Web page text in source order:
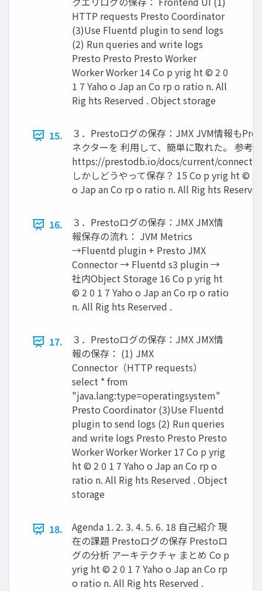
HTTP requests Presto Coordinator
(3)Use Fluentd plugin to send logs
(2) Run queries and write logs
Presto Presto Presto Worker
Worker Worker 14 Co p yrig ht © 2 0
1 7 Yaho o Jap an Co rp o ratio n. All
Rig hts Reserved . Object storage
15.
３．Prestoログの保存：JMX JVM情報も
ネクターを 利用して、簡単に取れた。 参考：
https://prestodb.io/docs/current/
しかしどうやって保存？ 15 Co p yrig ht © 2
o Jap an Co rp o ratio n. All Rig hts
16.
３．Prestoログの保存：JMX JMX情
報保存の流れ： JVM Metrics
→Fluentd plugin + Presto JMX
Connector → Fluentd s3 plugin →
社内Object Storage 16 Co p yrig ht
© 2 0 1 7 Yaho o Jap an Co rp o ratio
n. All Rig hts Reserved .
17.
３．Prestoログの保存：JMX JMX情
報の保存： (1) JMX
Connector（HTTP requests）
select * from
"java.lang:type=operatingsystem"
Presto Coordinator (3)Use Fluentd
plugin to send logs (2) Run queries
and write logs Presto Presto Presto
Worker Worker Worker 17 Co p yrig
ht © 2 0 1 7 Yaho o Jap an Co rp o
ratio n. All Rig hts Reserved . Object
storage
18.
Agenda 1. 2. 3. 4. 5. 6. 18 自己紹介 現
在の課題 Prestoログの保存 Prestoロ
グの分析 アーキテクチャ まとめ Co p
yrig ht © 2 0 1 7 Yaho o Jap an Co rp
o ratio n. All Rig hts Reserved .